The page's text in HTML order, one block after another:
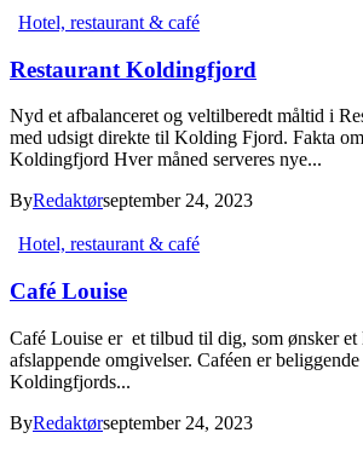
Hotel, restaurant & café
Restaurant Koldingfjord
Nyd et afbalanceret og veltilberedt måltid i
med udsigt direkte til Kolding Fjord. Fakta
Koldingfjord Hver måned serveres nye...
ByRedaktørseptember 24, 2023
Hotel, restaurant & café
Café Louise
Café Louise er et tilbud til dig, som ønsker
afslappende omgivelser. Caféen er
Koldingfjords...
ByRedaktørseptember 24, 2023